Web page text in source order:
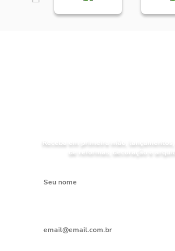
Receba em primeira mão, lançamentos,
de reformas, decoração e